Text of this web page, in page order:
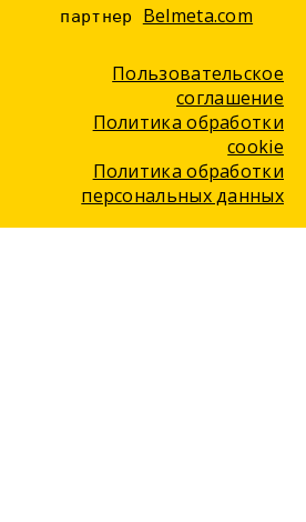
партнер
Belmeta.com
Пользовательское
соглашение
Политика обработки
cookie
Политика обработки
персональных данных